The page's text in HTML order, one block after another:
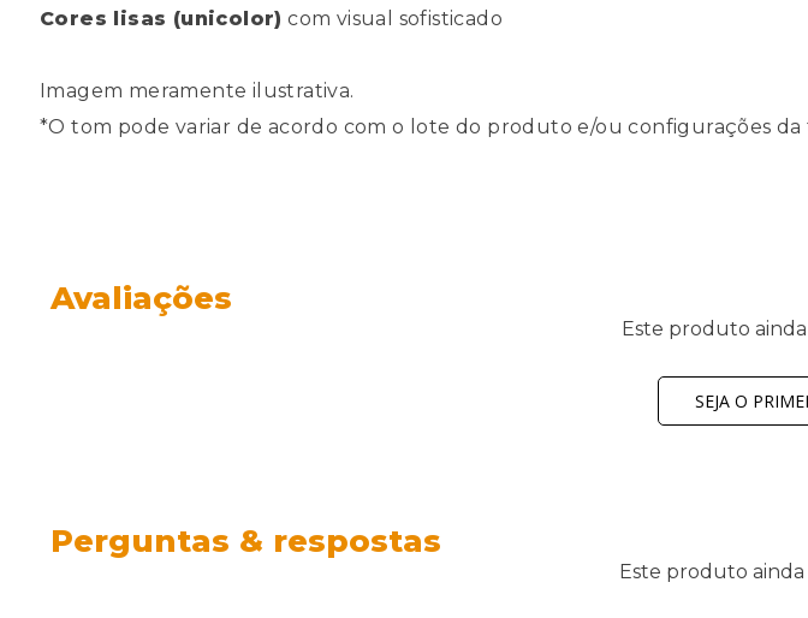
Cores lisas (unicolor) com visual sofisticado
Imagem meramente ilustrativa.
*O tom pode variar de acordo com o lote do produto e/ou configurações
Avaliações
Este produto
SEJA O
Perguntas & respostas
Este produto